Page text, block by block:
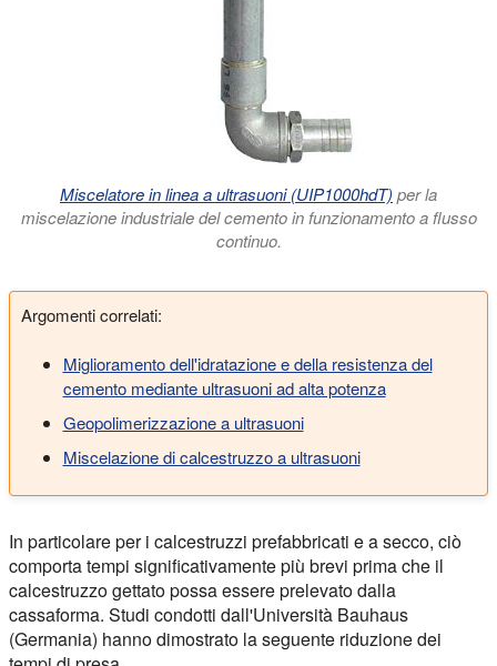
Miscelatore in linea a ultrasuoni (UIP1000hdT) per la
miscelazione industriale del cemento in funzionamento a flusso
continuo.
Argomenti correlati:
Miglioramento dell'idratazione e della resistenza del
cemento mediante ultrasuoni ad alta potenza
Geopolimerizzazione a ultrasuoni
Miscelazione di calcestruzzo a ultrasuoni
In particolare per i calcestruzzi prefabbricati e a secco, ciò
comporta tempi significativamente più brevi prima che il
calcestruzzo gettato possa essere prelevato dalla
cassaforma. Studi condotti dall'Università Bauhaus
(Germania) hanno dimostrato la seguente riduzione dei